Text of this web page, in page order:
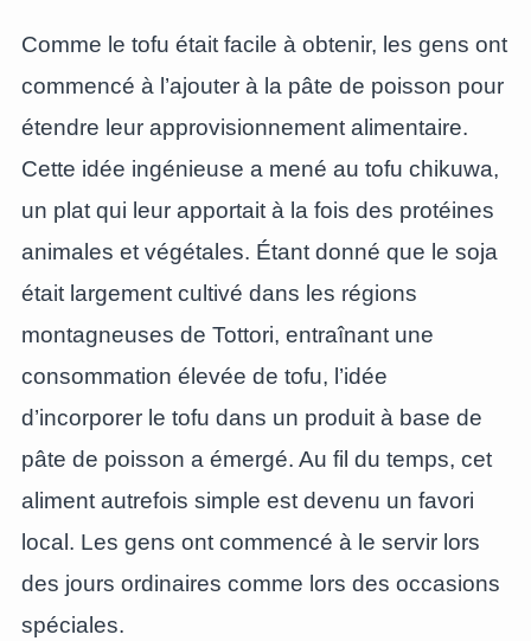
Comme le tofu était facile à obtenir, les gens ont
commencé à l’ajouter à la pâte de poisson pour
étendre leur approvisionnement alimentaire.
Cette idée ingénieuse a mené au tofu chikuwa,
un plat qui leur apportait à la fois des protéines
animales et végétales. Étant donné que le soja
était largement cultivé dans les régions
montagneuses de Tottori, entraînant une
consommation élevée de tofu, l’idée
d’incorporer le tofu dans un produit à base de
pâte de poisson a émergé. Au fil du temps, cet
aliment autrefois simple est devenu un favori
local. Les gens ont commencé à le servir lors
des jours ordinaires comme lors des occasions
spéciales.